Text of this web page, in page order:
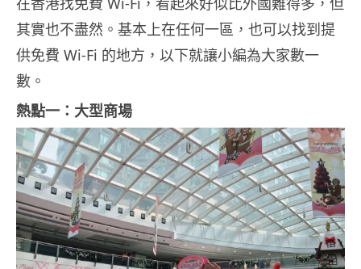
其實也不盡然。基本上在任何一區，也可以找到提
供免費 Wi-Fi 的地方，以下就讓小編為大家數一
數。
熱點一：大型商場